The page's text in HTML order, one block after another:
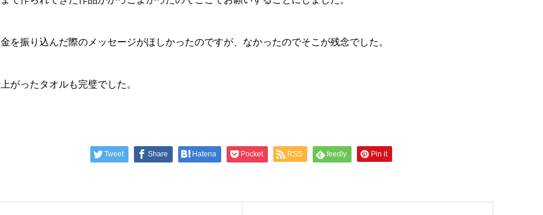
を振り込んだ際のメッセージがほしかったのですが、なかったのでそこが残念でした。
がったタオルも完璧でした。
Tweet Share Hatena Pocket RSS feedly Pin it